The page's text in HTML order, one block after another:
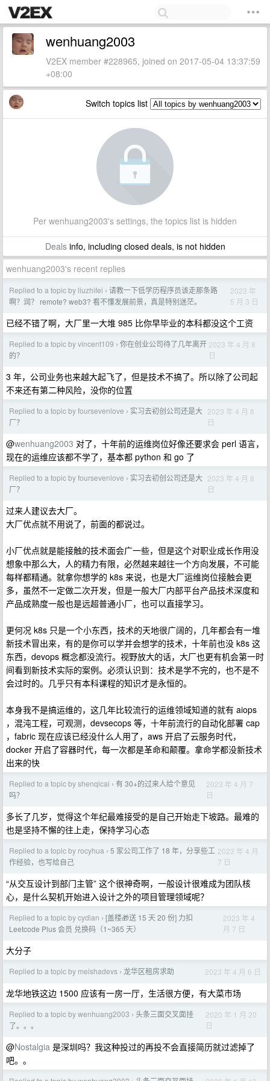
wenhuang2003
V2EX member #228965, joined on 2017-05-04 13:37:59
+08:00
Switch topics list
Per wenhuang2003's settings, the topics list is hidden
Dealsinfo, including closed deals, is not hidden
wenhuang2003's recent replies
Replied to a topic by liuzhifei › 请教一下低学历程序员该走那条路
啊？润？ remote? web3? 看不懂发展前景，真是特别迷茫。
2023 年
5 月 3 日
已经不错了啊，大厂里一大堆 985 比你早毕业的本科都没这个工资
Replied to a topic by vincent109 › 你在创业公司待了几年离开
的？
2023 年 4 月 8
日
3 年，公司业务也来越大起飞了，但是技术不搞了。所以除了公司起
不来还有第二种风险，没你的位置
Replied to a topic by foursevenlove › 实习去初创公司还是大
厂？
2023 年 4 月 8
日
@wenhuang2003 对了，十年前的运维岗位好像还要求会 perl 语言，
现在的运维应该都不学了，基本都 python 和 go 了
Replied to a topic by foursevenlove › 实习去初创公司还是大
厂？
2023 年 4 月 8
日
过来人建议去大厂。
大厂优点就不用说了，前面的都说过。
小厂优点就是能接触的技术面会广一些，但是这个对职业成长作用没
想象中那么大，人的精力有限，必然越来越往一个方向发展，不可能
每样都精通。就拿你想学的 k8s 来说，也是大厂运维岗位接触会更
多，虽然不一定做二次开发，但是一般大厂内部平台产品技术深度和
产品成熟度一般也是远超普通小厂，也可以直接学习。
更何况 k8s 只是一个小东西，技术的天地很广阔的，几年都会有一堆
新技术冒出来，有的是你可以学并会想学的技术，十年前也没 k8s 这
东西，devops 概念都没流行。视野放大的话，大厂也更有机会第一时
间看到新技术实际的案例。必须认识到：技术是学不完的，也不是不
会过时的。几乎只有本科课程的知识才是永恒的。
本身我不是搞运维的，这几年比较流行的运维领域知道的就有 aiops
，混沌工程，可观测，devsecops 等，十年前流行的自动化部署 cap
，fabric 现在应该已经没什么人用了，aws 开启了云服务时代，
docker 开启了容器时代，每一次都是革命和颠覆。拿命学都没新技术
出来的快
Replied to a topic by shenqicai › 有 30+的过来人给个意见
吗？
2023 年 4 月 7
日
多长了几岁，觉得这个年纪最难接受的是自己开始走下坡路。最难的
也是坚持不懈的往上走，保持学习心态
Replied to a topic by rocyhua › 5 家公司工作了 18 年，分享些工
作经验，也写给自己
2023 年 4 月
7 日
“从交互设计到部门主管” 这个很神奇啊，一般设计很难成为团队核
心，是什么契机开始进入设计之外的项目管理领域呢？
Replied to a topic by cydian › [盖楼🎁送 15 天 20 份] 力扣
Leetcode Plus 会员 兑换码（1~365 天）
2023 年 4
月 7 日
大分子
Replied to a topic by meishadevs › 龙华区租房求助 2023 年 4 月 6 日
龙华地铁这边 1500 应该有一房一厅，生活很方便，有大菜市场
Replied to a topic by wenhuang2003 › 头条三面交叉面挂
了。。。
2020 年 1 月 20
日
@Nostalgia 是深圳吗？我这种投过的再投不会直接简历就过滤掉了
吧。。